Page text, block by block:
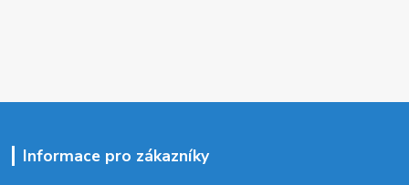
Informace pro zákazníky